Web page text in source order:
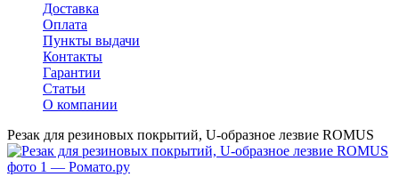
Доставка
Оплата
Пункты выдачи
Контакты
Гарантии
Статьи
О компании
Резак для резиновых покрытий, U-образное лезвие ROMUS